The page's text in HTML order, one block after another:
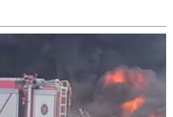
ჩვენი ცხოვრება შენთან ერთად
ასეთ არარომანტიკულ ფაზაში
შევიდოდა" - თეონა კონტრიძე
ქორწინებიდან 18 წლის თავზე
ქმარს ემოციურ "პოსტს" უძღვნის